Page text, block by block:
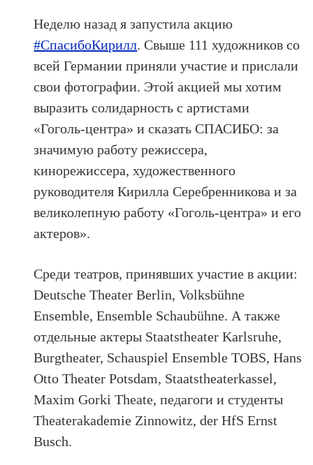
Неделю назад я запустила акцию
#СпасибоКирилл. Свыше 111 художников со
всей Германии приняли участие и прислали
свои фотографии. Этой акцией мы хотим
выразить солидарность с артистами
«Гоголь-центра» и сказать СПАСИБО: за
значимую работу режиссера,
кинорежиссера, художественного
руководителя Кирилла Серебренникова и за
великолепную работу «Гоголь-центра» и его
актеров».
Среди театров, принявших участие в акции:
Deutsche Theater Berlin, Volksbühne
Ensemble, Ensemble Schaubühne. А также
отдельные актеры Staatstheater Karlsruhe,
Burgtheater, Schauspiel Ensemble TOBS, Hans
Otto Theater Potsdam, Staatstheaterkassel,
Maxim Gorki Theate, педагоги и студенты
Theaterakademie Zinnowitz, der HfS Ernst
Busch.